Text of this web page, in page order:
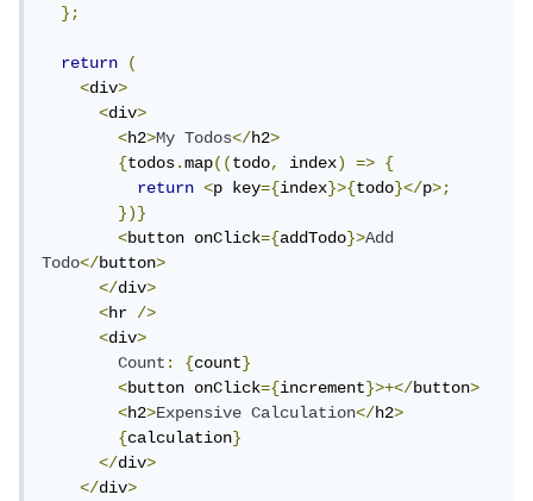
};
return
(
<div>
<div>
<h2>My Todos</h2>
{todos.map((todo, index) =>
{
return
<p key={index}>{todo}</p>;
})}
<button onClick={addTodo}>Add
Todo</button>
</div>
<hr />
<div>
Count: {count}
<button onClick={increment}>+</button>
<h2>Expensive Calculation</h2>
{calculation}
</div>
</div>